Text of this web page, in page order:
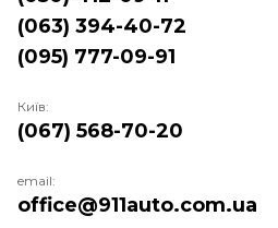
(063) 394-40-72
(095) 777-09-91
Київ:
(067) 568-70-20
email:
office@911auto.com.ua